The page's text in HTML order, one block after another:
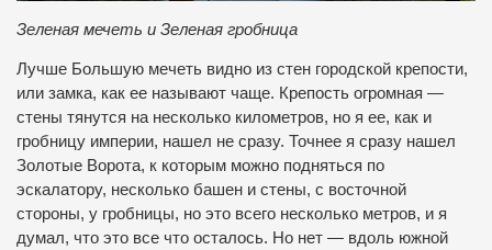
Зеленая мечеть и Зеленая гробница
Лучше Большую мечеть видно из стен городской крепости,
или замка, как ее называют чаще. Крепость огромная —
стены тянутся на несколько километров, но я ее, как и
гробницу империи, нашел не сразу. Точнее я сразу нашел
Золотые Ворота, к которым можно подняться по
эскалатору, несколько башен и стены, с восточной
стороны, у гробницы, но это всего несколько метров, и я
думал, что это все что осталось. Но нет — вдоль южной